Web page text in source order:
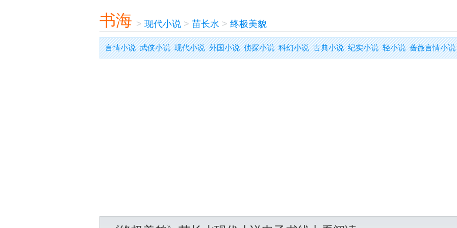
书海 > 现代小说> 苗长水 > 终极美貌
言情小说 武侠小说 现代小说 外国小说 侦探小说 科幻小说 古典小说 纪实小说 轻小说 蔷薇言情小说